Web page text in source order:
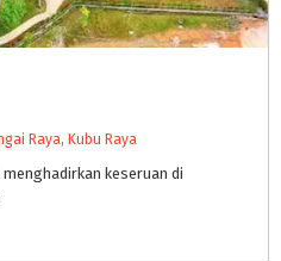
Raya, Kubu Raya
menghadirkan keseruan di